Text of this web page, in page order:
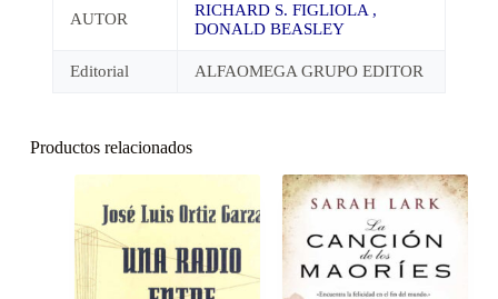
AUTOR
RICHARD S. FIGLIOLA ,
DONALD BEASLEY
Editorial ALFAOMEGA GRUPO EDITOR
Productos relacionados